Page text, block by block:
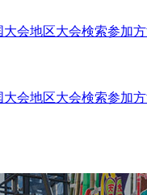
大会地区大会検索参加
大会地区大会検索参加